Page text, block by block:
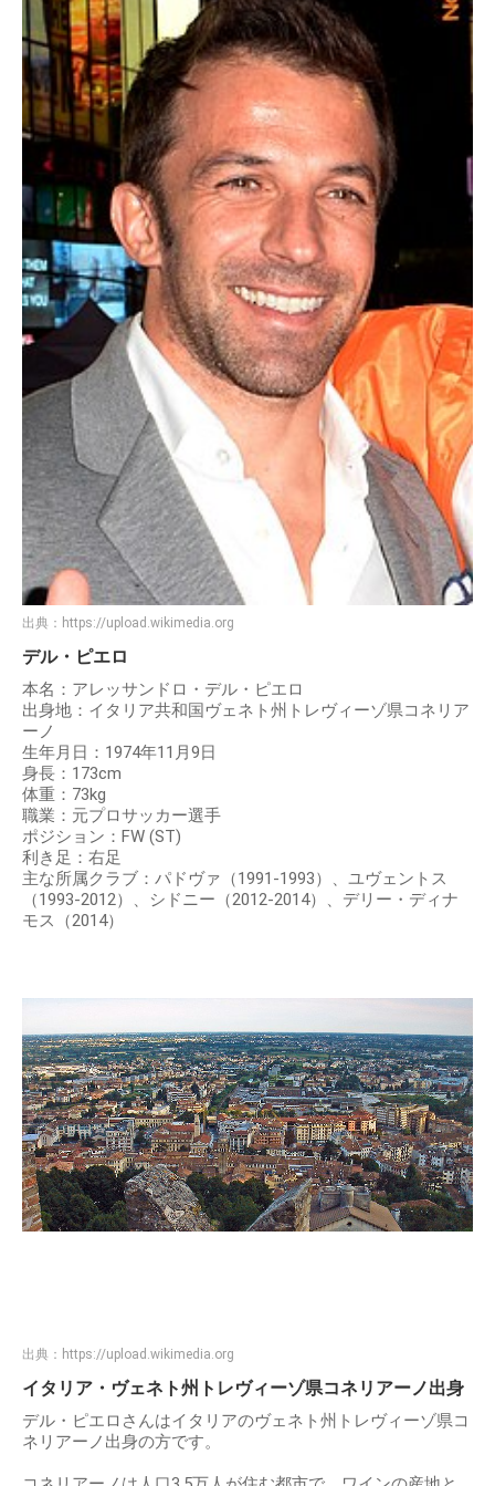
出典： https://upload.wikimedia.org
デル・ピエロ
本名：アレッサンドロ・デル・ピエロ
出身地：イタリア共和国ヴェネト州トレヴィーゾ県コネリア
ーノ
生年月日：1974年11月9日
身長：173cm
体重：73kg
職業：元プロサッカー選手
ポジション：FW (ST)
利き足：右足
主な所属クラブ：パドヴァ（1991-1993）、ユヴェントス
（1993-2012）、シドニー（2012-2014）、デリー・ディナ
モス（2014）
出典： https://upload.wikimedia.org
イタリア・ヴェネト州トレヴィーゾ県コネリアーノ出身
デル・ピエロさんはイタリアのヴェネト州トレヴィーゾ県コ
ネリアーノ出身の方です。